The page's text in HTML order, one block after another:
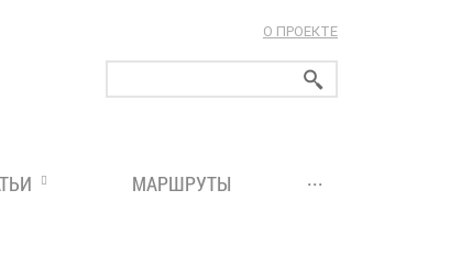
О ПРОЕКТЕ
МАРШРУТЫ ...